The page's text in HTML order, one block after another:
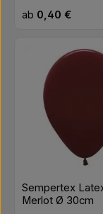
Regulärer Preis:
ab 0,40 €
Sempertex
Merlot Ø 30cm